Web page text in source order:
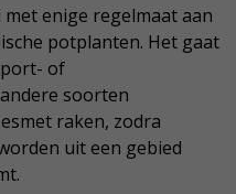
enige regelmaat aan
potplanten. Het gaat
of
soorten
raken, zodra
uit een gebied